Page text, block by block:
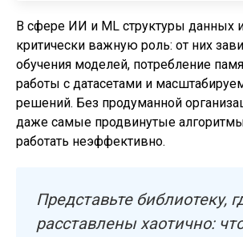
В сфере ИИ и ML структуры данных
критически важную роль: от них
обучения моделей, потребление
работы с датасетами и
решений. Без продуманной
даже самые продвинутые
работать неэффективно.
Представьте библиотеку,
расставлены хаотично: